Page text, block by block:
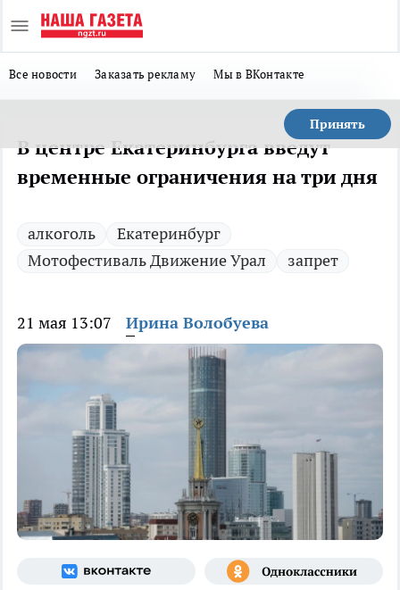
Все новости Заказать рекламу Мы в ВКонтакте
Принять
В центре Екатеринбурга введут
временные ограничения на три дня
алкоголь
Екатеринбург
Мотофестиваль Движение Урал
запрет
21 мая 13:07 Ирина Волобуева